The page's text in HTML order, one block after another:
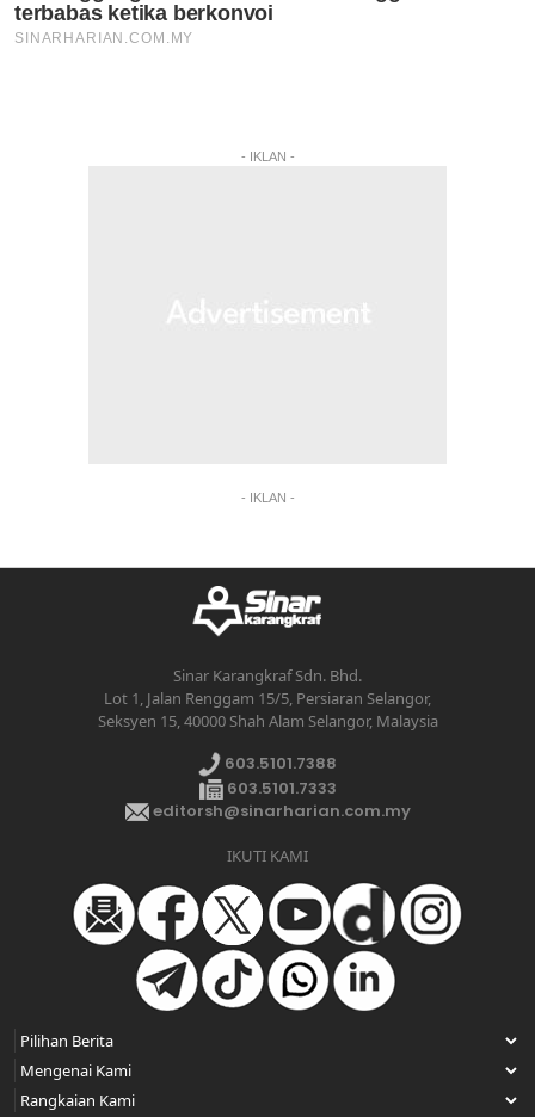
- IKLAN -
- IKLAN -
Sinar Karangkraf Sdn. Bhd.
Lot 1, Jalan Renggam 15/5, Persiaran Selangor,
Seksyen 15, 40000 Shah Alam Selangor, Malaysia
603.5101.7388
603.5101.7333
editorsh@sinarharian.com.my
IKUTI KAMI